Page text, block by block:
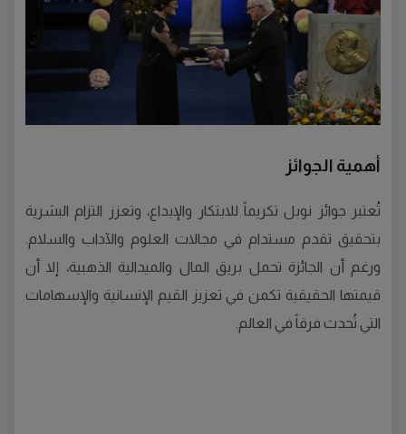
أهمية الجوائز
تُعتبر جوائز نوبل تكريماً للابتكار والإبداع، وتعزز التزام البشرية
بتحقيق تقدم مستدام في مجالات العلوم والآداب والسلام.
ورغم أن الجائزة تحمل بريق المال والميدالية الذهبية، إلا أن
قيمتها الحقيقية تكمن في تعزيز القيم الإنسانية والإسهامات
التي تُحدث فرقاً في العالم.